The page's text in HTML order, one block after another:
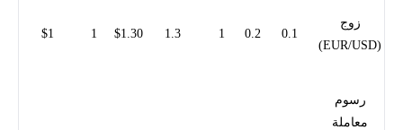
زوج
(EUR/USD)
0.1
0.2
1
1.3
$1.30
1
$1
رسوم
معاملة